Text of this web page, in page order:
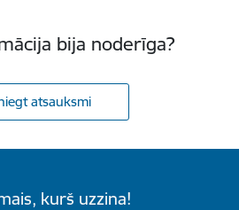
bija noderīga?
atsauksmi
kurš uzzina!